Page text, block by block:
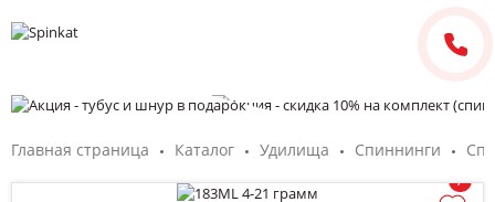
Главная страница Каталог Удилища Спиннинги
/